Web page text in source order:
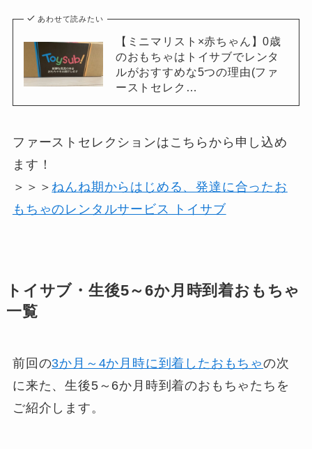
あわせて読みたい
【ミニマリスト×赤ちゃん】0歳
のおもちゃはトイサブでレンタ
ルがおすすめな5つの理由(ファ
ーストセレク…
ファーストセレクションはこちらから申し込め
ます！
＞＞＞ ねんね期からはじめる、発達に合ったお
もちゃのレンタルサービス トイサブ
トイサブ・生後5～6か月時到着おもちゃ
一覧
前回の3か月～4か月時に到着したおもちゃの次
に来た、生後5～6か月時到着のおもちゃたちを
ご紹介します。